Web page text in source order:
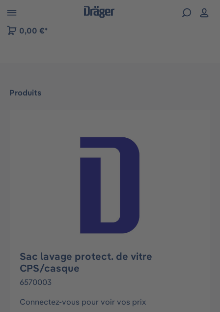
to B2B platform navigation
0,00 €*
Produits
Ignorer la galerie d'images
Sac lavage protect. de vitre
CPS/casque
6570003
Connectez-vous pour voir vos prix